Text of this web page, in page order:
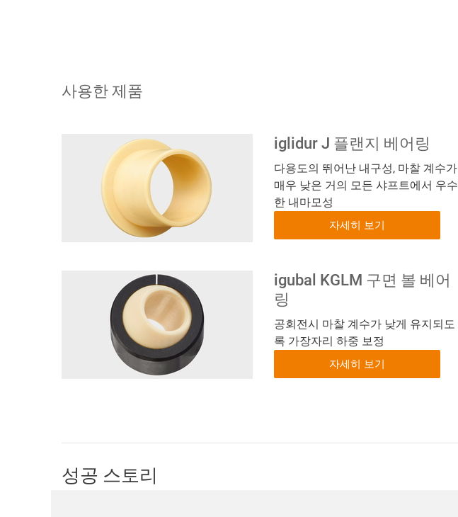
사용한 제품
iglidur J 플랜지 베어링
다용도의 뛰어난 내구성, 마찰 계수가
매우 낮은 거의 모든 샤프트에서 우수
한 내마모성
자세히 보기
igubal KGLM 구면 볼 베어
링
공회전시 마찰 계수가 낮게 유지되도
록 가장자리 하중 보정
자세히 보기
성공 스토리